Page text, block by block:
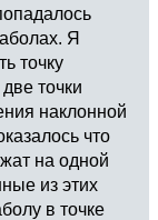
Я
точку
точки
наклонной
что
на одной
из этих
в точке